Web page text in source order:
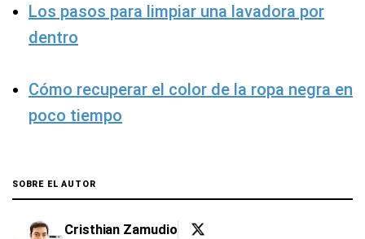
Los pasos para limpiar una lavadora por
dentro
Cómo recuperar el color de la ropa negra en
poco tiempo
SOBRE EL AUTOR
Cristhian Zamudio